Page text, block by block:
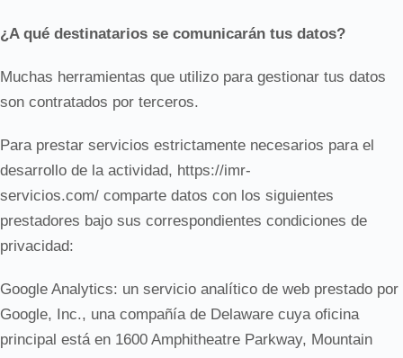
¿A qué destinatarios se comunicarán tus datos?
Muchas herramientas que utilizo para gestionar tus datos
son contratados por terceros.
Para prestar servicios estrictamente necesarios para el
desarrollo de la actividad, https://imr-
servicios.com/ comparte datos con los siguientes
prestadores bajo sus correspondientes condiciones de
privacidad:
Google Analytics: un servicio analítico de web prestado por
Google, Inc., una compañía de Delaware cuya oficina
principal está en 1600 Amphitheatre Parkway, Mountain